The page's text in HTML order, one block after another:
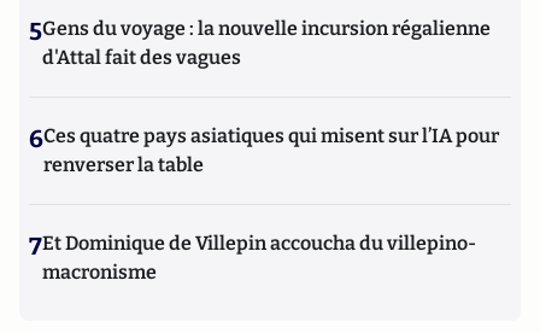
5Gens du voyage : la nouvelle incursion régalienne
d'Attal fait des vagues
6Ces quatre pays asiatiques qui misent sur l’IA pour
renverser la table
7Et Dominique de Villepin accoucha du villepino-
macronisme